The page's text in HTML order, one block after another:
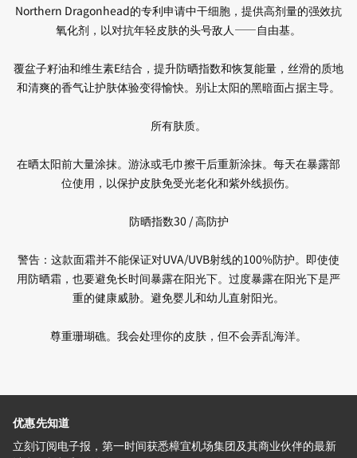
Northern Dragonhead的专利申请中干细胞，提供高剂量的强效抗
氧化剂，以对抗年轻皮肤的头号敌人——自由基。
覆盆子籽油和维生素E结合，提升防晒指数和恢复能量，丝滑的质地
和清爽的香气让护肤体验变得愉快。别让太阳的黑暗面占据主导。
所有肤质。
在晒太阳前大量涂抹。游泳或毛巾擦干后重新涂抹。每天在暴露部
位使用，以保护皮肤免受光老化和紫外线损伤。
防晒指数30 / 高防护
警告：这款面霜并不能保证对UVA/UVB射线的100%防护。即使使
用防晒霜，也要避免长时间暴露在阳光下。过度暴露在阳光下是严
重的健康威胁。避免婴儿和幼儿直射阳光。
尊重珊瑚礁。我会处理你的皮肤，但不会弄乱海洋。
优惠先知道
立刻订阅电子报，第一时间获悉樟宜机场集团及其商业伙伴的最新